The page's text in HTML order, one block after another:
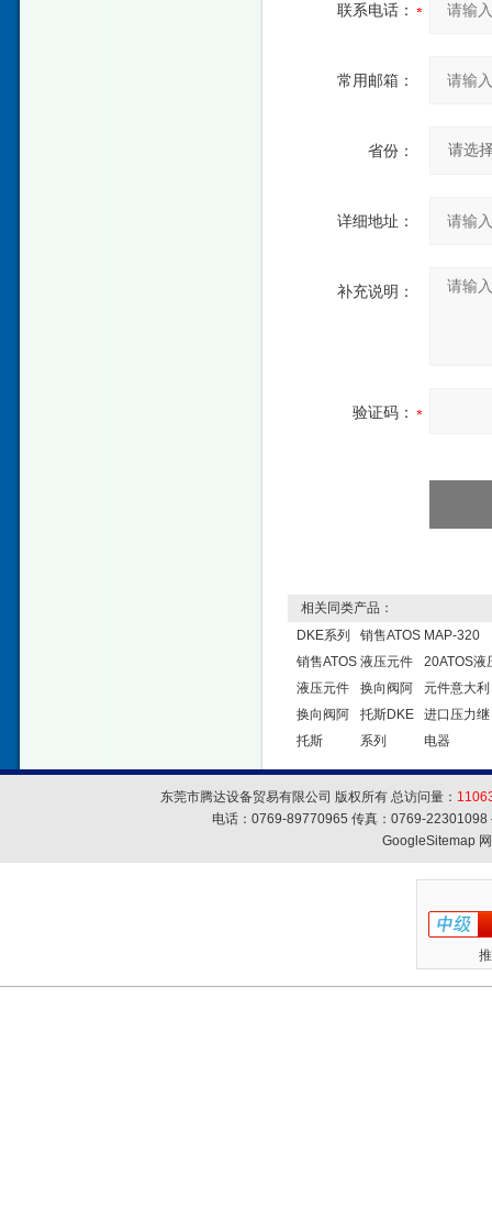
联系电话：
常用邮箱：
省份：
详细地址：
补充说明：
验证码：
相关同类产品：
DKE系列
销售ATOS
液压元件
换向阀阿
托斯
销售ATOS
液压元件
换向阀阿
托斯DKE
系列
MAP-320
20ATOS液
元件意大利
进口压力继
电器
东莞市腾达设备贸易有限公司 版权所有 总访问量：
电话：0769-89770965 传真：0769-
GoogleSitemap网